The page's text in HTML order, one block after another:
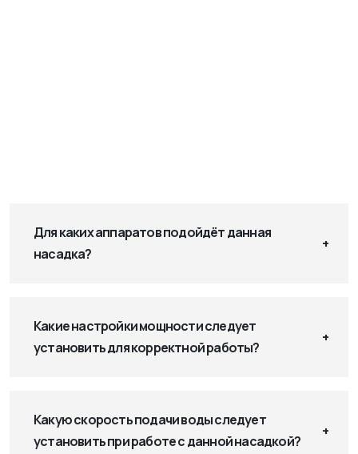
Для каких аппаратов подойдёт данная
насадка?
Какие настройки мощности следует
установить для корректной работы?
Какую скорость подачи воды следует
установить при работе с данной насадкой?